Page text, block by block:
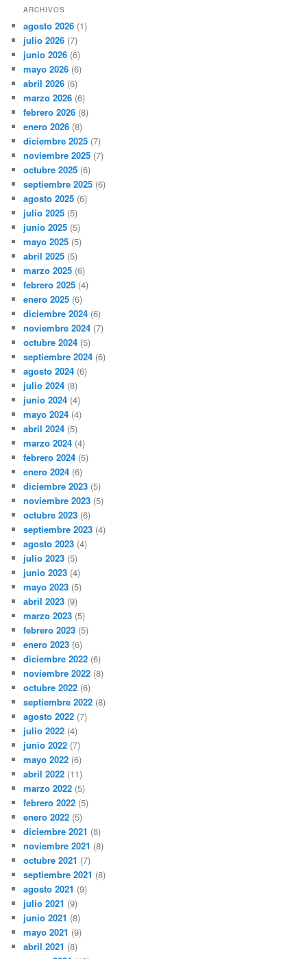
ARCHIVOS
agosto 2026 (1)
julio 2026 (7)
junio 2026 (6)
mayo 2026 (6)
abril 2026 (6)
marzo 2026 (6)
febrero 2026 (8)
enero 2026 (8)
diciembre 2025 (7)
noviembre 2025 (7)
octubre 2025 (6)
septiembre 2025 (6)
agosto 2025 (6)
julio 2025 (5)
junio 2025 (5)
mayo 2025 (5)
abril 2025 (5)
marzo 2025 (6)
febrero 2025 (4)
enero 2025 (6)
diciembre 2024 (6)
noviembre 2024 (7)
octubre 2024 (5)
septiembre 2024 (6)
agosto 2024 (6)
julio 2024 (8)
junio 2024 (4)
mayo 2024 (4)
abril 2024 (5)
marzo 2024 (4)
febrero 2024 (5)
enero 2024 (6)
diciembre 2023 (5)
noviembre 2023 (5)
octubre 2023 (6)
septiembre 2023 (4)
agosto 2023 (4)
julio 2023 (5)
junio 2023 (4)
mayo 2023 (5)
abril 2023 (9)
marzo 2023 (5)
febrero 2023 (5)
enero 2023 (6)
diciembre 2022 (6)
noviembre 2022 (8)
octubre 2022 (6)
septiembre 2022 (8)
agosto 2022 (7)
julio 2022 (4)
junio 2022 (7)
mayo 2022 (6)
abril 2022 (11)
marzo 2022 (5)
febrero 2022 (5)
enero 2022 (5)
diciembre 2021 (8)
noviembre 2021 (8)
octubre 2021 (7)
septiembre 2021 (8)
agosto 2021 (9)
julio 2021 (9)
junio 2021 (8)
mayo 2021 (9)
abril 2021 (8)